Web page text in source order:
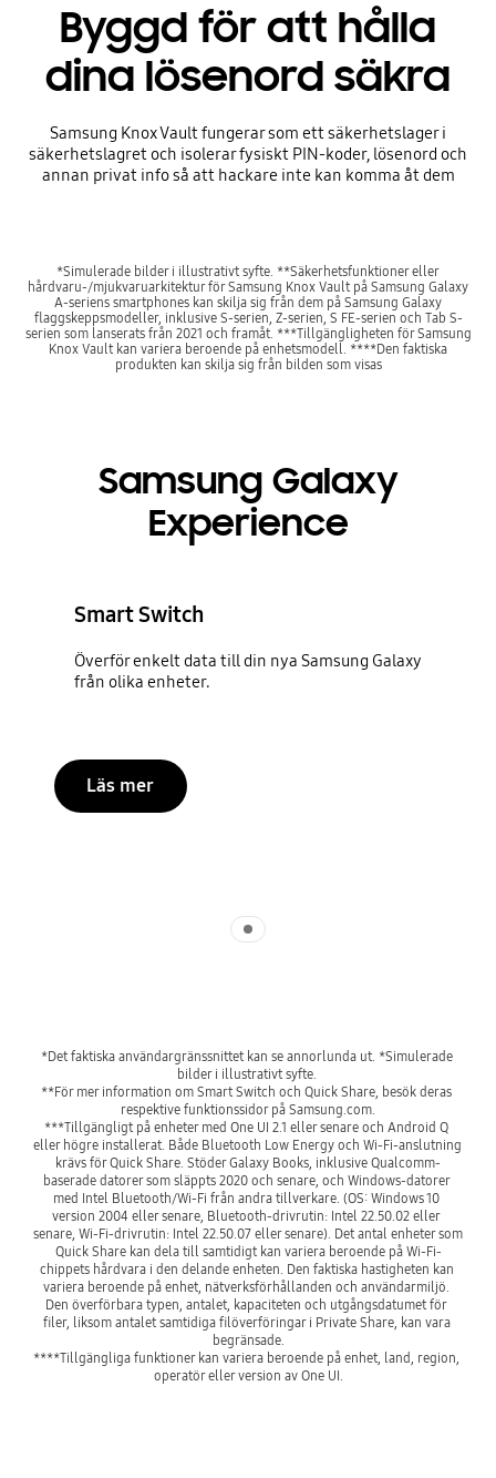
Byggd för att hålla
dina lösenord säkra
Samsung Knox Vault fungerar som ett säkerhetslager i
säkerhetslagret och isolerar fysiskt PIN-koder, lösenord och
annan privat info så att hackare inte kan komma åt dem
*Simulerade bilder i illustrativt syfte. **Säkerhetsfunktioner eller
hårdvaru-/mjukvaruarkitektur för Samsung Knox Vault på Samsung Galaxy
A-seriens smartphones kan skilja sig från dem på Samsung Galaxy
flaggskeppsmodeller, inklusive S-serien, Z-serien, S FE-serien och Tab S-
serien som lanserats från 2021 och framåt. ***Tillgängligheten för Samsung
Knox Vault kan variera beroende på enhetsmodell. ****Den faktiska
produkten kan skilja sig från bilden som visas
Samsung Galaxy
Experience
Smart Switch
Överför enkelt data till din nya Samsung Galaxy
från olika enheter.
Läs mer
*Det faktiska användargränssnittet kan se annorlunda ut. *Simulerade
bilder i illustrativt syfte.
**För mer information om Smart Switch och Quick Share, besök deras
respektive funktionssidor på Samsung.com.
***Tillgängligt på enheter med One UI 2.1 eller senare och Android Q
eller högre installerat. Både Bluetooth Low Energy och Wi-Fi-anslutning
krävs för Quick Share. Stöder Galaxy Books, inklusive Qualcomm-
baserade datorer som släppts 2020 och senare, och Windows-datorer
med Intel Bluetooth/Wi-Fi från andra tillverkare. (OS: Windows 10
version 2004 eller senare, Bluetooth-drivrutin: Intel 22.50.02 eller
senare, Wi-Fi-drivrutin: Intel 22.50.07 eller senare). Det antal enheter som
Quick Share kan dela till samtidigt kan variera beroende på Wi-Fi-
chippets hårdvara i den delande enheten. Den faktiska hastigheten kan
variera beroende på enhet, nätverksförhållanden och användarmiljö.
Den överförbara typen, antalet, kapaciteten och utgångsdatumet för
filer, liksom antalet samtidiga filöverföringar i Private Share, kan vara
begränsade.
****Tillgängliga funktioner kan variera beroende på enhet, land, region,
operatör eller version av One UI.